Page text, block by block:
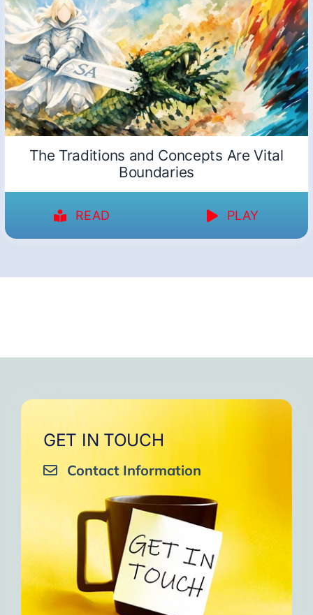
The Traditions and Concepts Are Vital
Boundaries
READ PLAY
GET IN TOUCH
Contact Information